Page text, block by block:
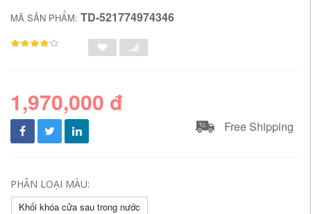
MÃ SẢN PHẨM: TD-521774974346
1,970,000 đ
Free Shipping
PHÂN LOẠI MÀU:
Khối khóa cửa sau trong nước